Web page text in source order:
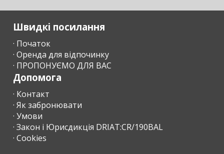
Швидкі посилання
· Початок
· Оренда для відпочинку
· ПРОПОНУЄМО ДЛЯ ВАС
Допомога
· Контакт
· Як забронювати
· Умови
· Закон і Юрисдикція DRIAT:CR/190BAL
· Cookies